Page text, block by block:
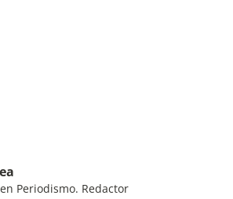
Periodismo. Redactor